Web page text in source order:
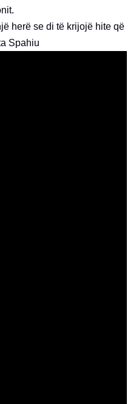
herë se di të krijojë hite që
Spahiu